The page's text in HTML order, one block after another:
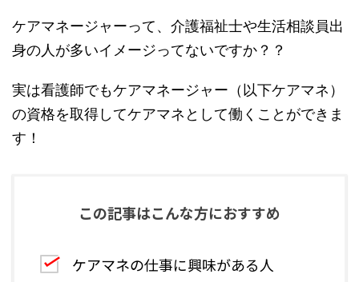
ケアマネージャーって、介護福祉士や生活相談員出
身の人が多いイメージってないですか？？
実は看護師でもケアマネージャー（以下ケアマネ）
の資格を取得してケアマネとして働くことができま
す！
この記事はこんな方におすすめ
ケアマネの仕事に興味がある人